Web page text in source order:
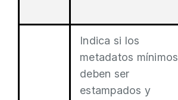
Indica si los
metadatos mínimos
deben ser
estampados y